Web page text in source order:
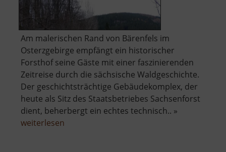
Am malerischen Rand von Bärenfels im
Osterzgebirge empfängt ein historischer
Forsthof seine Gäste mit einer faszinierenden
Zeitreise durch die sächsische Waldgeschichte.
Der geschichtsträchtige Gebäudekomplex, der
heute als Sitz des Staatsbetriebes Sachsenforst
dient, beherbergt ein echtes technisch.. »
weiterlesen